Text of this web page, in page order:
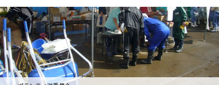
る
べ
北
秋
田
！
被
災